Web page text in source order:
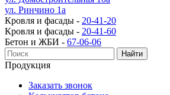
ул. Ринчино 1а
Кровля и фасады - 20-41-20
Кровля и фасады - 20-41-60
Бетон и ЖБИ - 67-06-06
Найти
Продукция
Заказать звонок